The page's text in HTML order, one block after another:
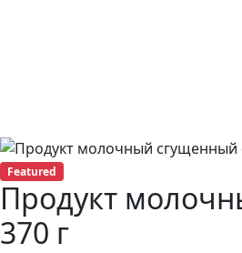
Featured
Продукт
370 г